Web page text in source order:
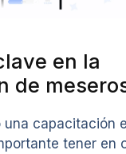
en la
de
una capacitación
tener en